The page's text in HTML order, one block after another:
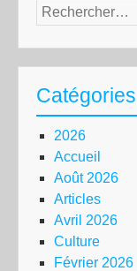
Rechercher :
Catégories
2026
Accueil
Août 2026
Articles
Avril 2026
Culture
Février 2026